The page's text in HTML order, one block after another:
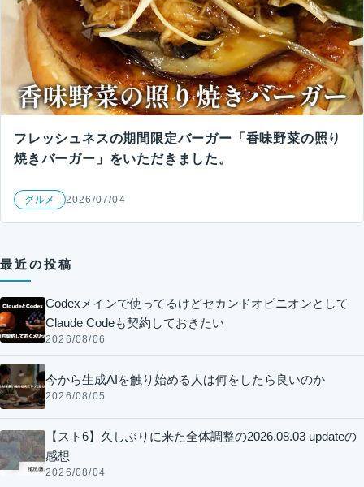
フレッシュネスの期間限定バーガー「香味野菜の照り
焼きバーガー」をいただきました。
グルメ 2026/07/04
最近の投稿
Codexメインで使ってるけどセカンドオピニオンとして
Claude Codeも契約しておきたい
2026/08/06
今から生成AIを触り始める人は何をしたら良いのか
2026/08/05
【スト6】久しぶりに来た全体調整の2026.08.03 updateの
感想
2026/08/04